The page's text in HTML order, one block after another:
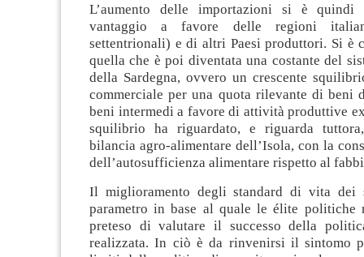
L’aumento delle importazioni si è
vantaggio a favore delle regioni
settentrionali) e di altri Paesi produttori. Si è
quella che è poi diventata una costante del
della Sardegna, ovvero un crescente
commerciale per una quota rilevante di beni
beni intermedi a favore di attività produttive
squilibrio ha riguardato, e riguarda
bilancia agro-alimentare dell’Isola, con la
dell’autosufficienza alimentare rispetto al
Il miglioramento degli standard di vita dei
parametro in base al quale le élite politiche
preteso di valutare il successo della
realizzata. In ciò è da rinvenirsi il sintomo